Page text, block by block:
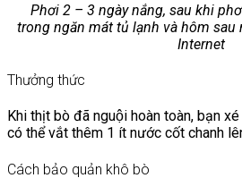
Phơi 2 – 3 ngày nắng, sau khi
trong ngăn mát tủ lạnh và hôm sau
Internet
Thưởng thức
Khi thịt bò đã nguội hoàn toàn, bạn
có thể vắt thêm 1 ít nước cốt chanh
Cách bảo quản khô bò